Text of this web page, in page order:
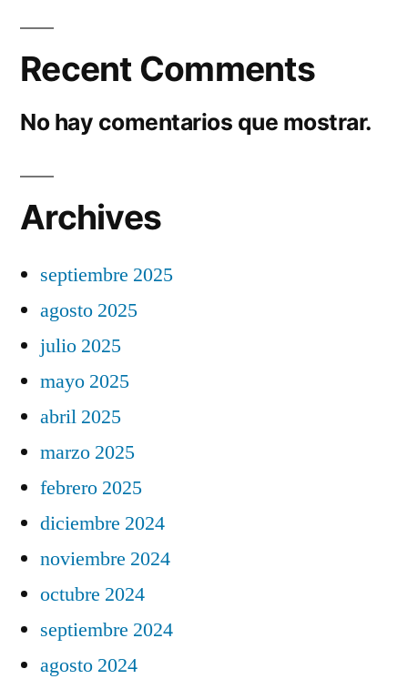
Recent Comments
No hay comentarios que mostrar.
Archives
septiembre 2025
agosto 2025
julio 2025
mayo 2025
abril 2025
marzo 2025
febrero 2025
diciembre 2024
noviembre 2024
octubre 2024
septiembre 2024
agosto 2024